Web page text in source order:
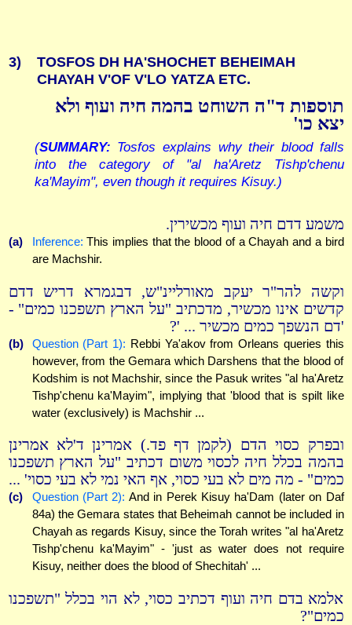
3)
TOSFOS DH HA'SHOCHET BEHEIMAH
CHAYAH V'OF V'LO YATZA ETC.
תוספות ד"ה השוחט בהמה חיה ועוף ולא
יצא כו'
(SUMMARY: Tosfos explains why their blood falls
into the category of "al ha'Aretz Tishp'chenu
ka'Mayim", even though it requires Kisuy.)
משמע דדם חיה ועוף מכשירין.
(a) Inference: This implies that the blood of a Chayah and a bird
are Machshir.
וקשה להר"ר יעקב מאורליינ"ש, דבגמרא דריש דדם
קדשים אינו מכשיר, מדכתיב "על הארץ תשפכנו כמים" -
'דם הנשפך כמים מכשיר ... '?
(b) Question (Part 1): Rebbi Ya'akov from Orleans queries this
however, from the Gemara which Darshens that the blood of
Kodshim is not Machshir, since the Pasuk writes "al ha'Aretz
Tishp'chenu ka'Mayim", implying that 'blood that is spilt like
water (exclusively) is Machshir ...
ובפרק כסוי הדם (לקמן דף פד.) אמרינן ד'לא אמרינן
בהמה בכלל חיה לכסוי משום דכתיב "על הארץ תשפכנו
כמים" - מה מים לא בעי כסוי, אף האי נמי לא בעי כסוי' ...
(c) Question (Part 2): And in Perek Kisuy ha'Dam (later on Daf
84a) the Gemara states that Beheimah cannot be included in
Chayah as regards Kisuy, since the Torah writes "al ha'Aretz
Tishp'chenu ka'Mayim" - 'just as water does not require
Kisuy, neither does the blood of Shechitah' ...
אלמא בדם חיה ועוף דכתיב כסוי, לא הוי בכלל "תשפכנו
כמים"?